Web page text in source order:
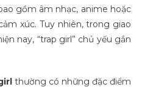
gồm âm nhạc, anime hoặc
xúc. Tuy nhiên, trong giao
nay, “trap girl” chủ yếu gắn
thường có những đặc điểm